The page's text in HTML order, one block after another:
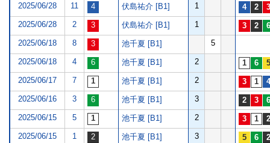
2025/06/28 11 伏島祐介 [B1] 1
2025/06/28 2 伏島祐介 [B1] 1
2025/06/18 8 池千夏 [B1] 5
2025/06/18 4 池千夏 [B1] 2
2025/06/17 7 池千夏 [B1] 2
2025/06/16 3 池千夏 [B1] 3
2025/06/15 5 池千夏 [B1] 2
2025/06/15 1 池千夏 [B1] 3